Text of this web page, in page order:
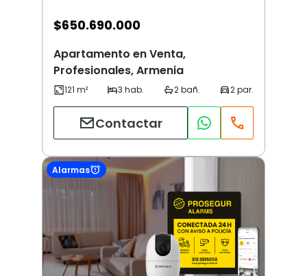
$650.690.000
Apartamento en Venta,
Profesionales, Armenia
Contactar
Alarmas